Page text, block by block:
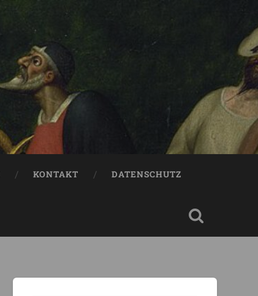
KONTAKT DATENSCHUTZ